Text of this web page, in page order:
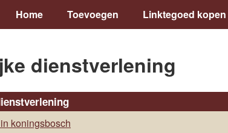
Home Toevoegen Linktegoed kopen
dienstverlening
koningsbosch